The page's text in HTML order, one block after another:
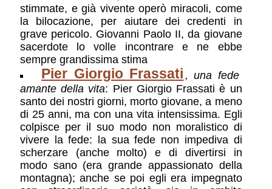
stimmate, e già vivente operò miracoli, come
la bilocazione, per aiutare dei credenti in
grave pericolo. Giovanni Paolo II, da giovane
sacerdote lo volle incontrare e ne ebbe
sempre grandissima stima
Pier Giorgio Frassati , una fede
amante della vita: Pier Giorgio Frassati è un
santo dei nostri giorni, morto giovane, a meno
di 25 anni, ma con una vita intensissima. Egli
colpisce per il suo modo non moralistico di
vivere la fede: la sua fede non impediva di
scherzare (anche molto) e di divertirsi in
modo sano (era grande appassionato della
montagna); anche se poi egli era impegnato